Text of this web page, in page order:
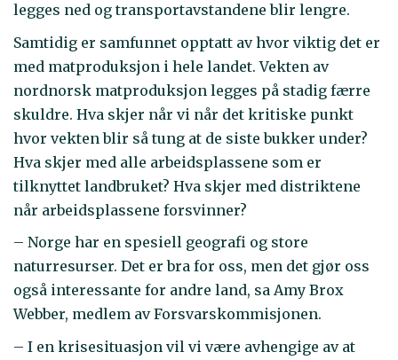
legges ned og transportavstandene blir lengre.
Samtidig er samfunnet opptatt av hvor viktig det er
med matproduksjon i hele landet. Vekten av
nordnorsk matproduksjon legges på stadig færre
skuldre. Hva skjer når vi når det kritiske punkt
hvor vekten blir så tung at de siste bukker under?
Hva skjer med alle arbeidsplassene som er
tilknyttet landbruket? Hva skjer med distriktene
når arbeidsplassene forsvinner?
– Norge har en spesiell geografi og store
naturresurser. Det er bra for oss, men det gjør oss
også interessante for andre land, sa Amy Brox
Webber, medlem av Forsvarskommisjonen.
– I en krisesituasjon vil vi være avhengige av at